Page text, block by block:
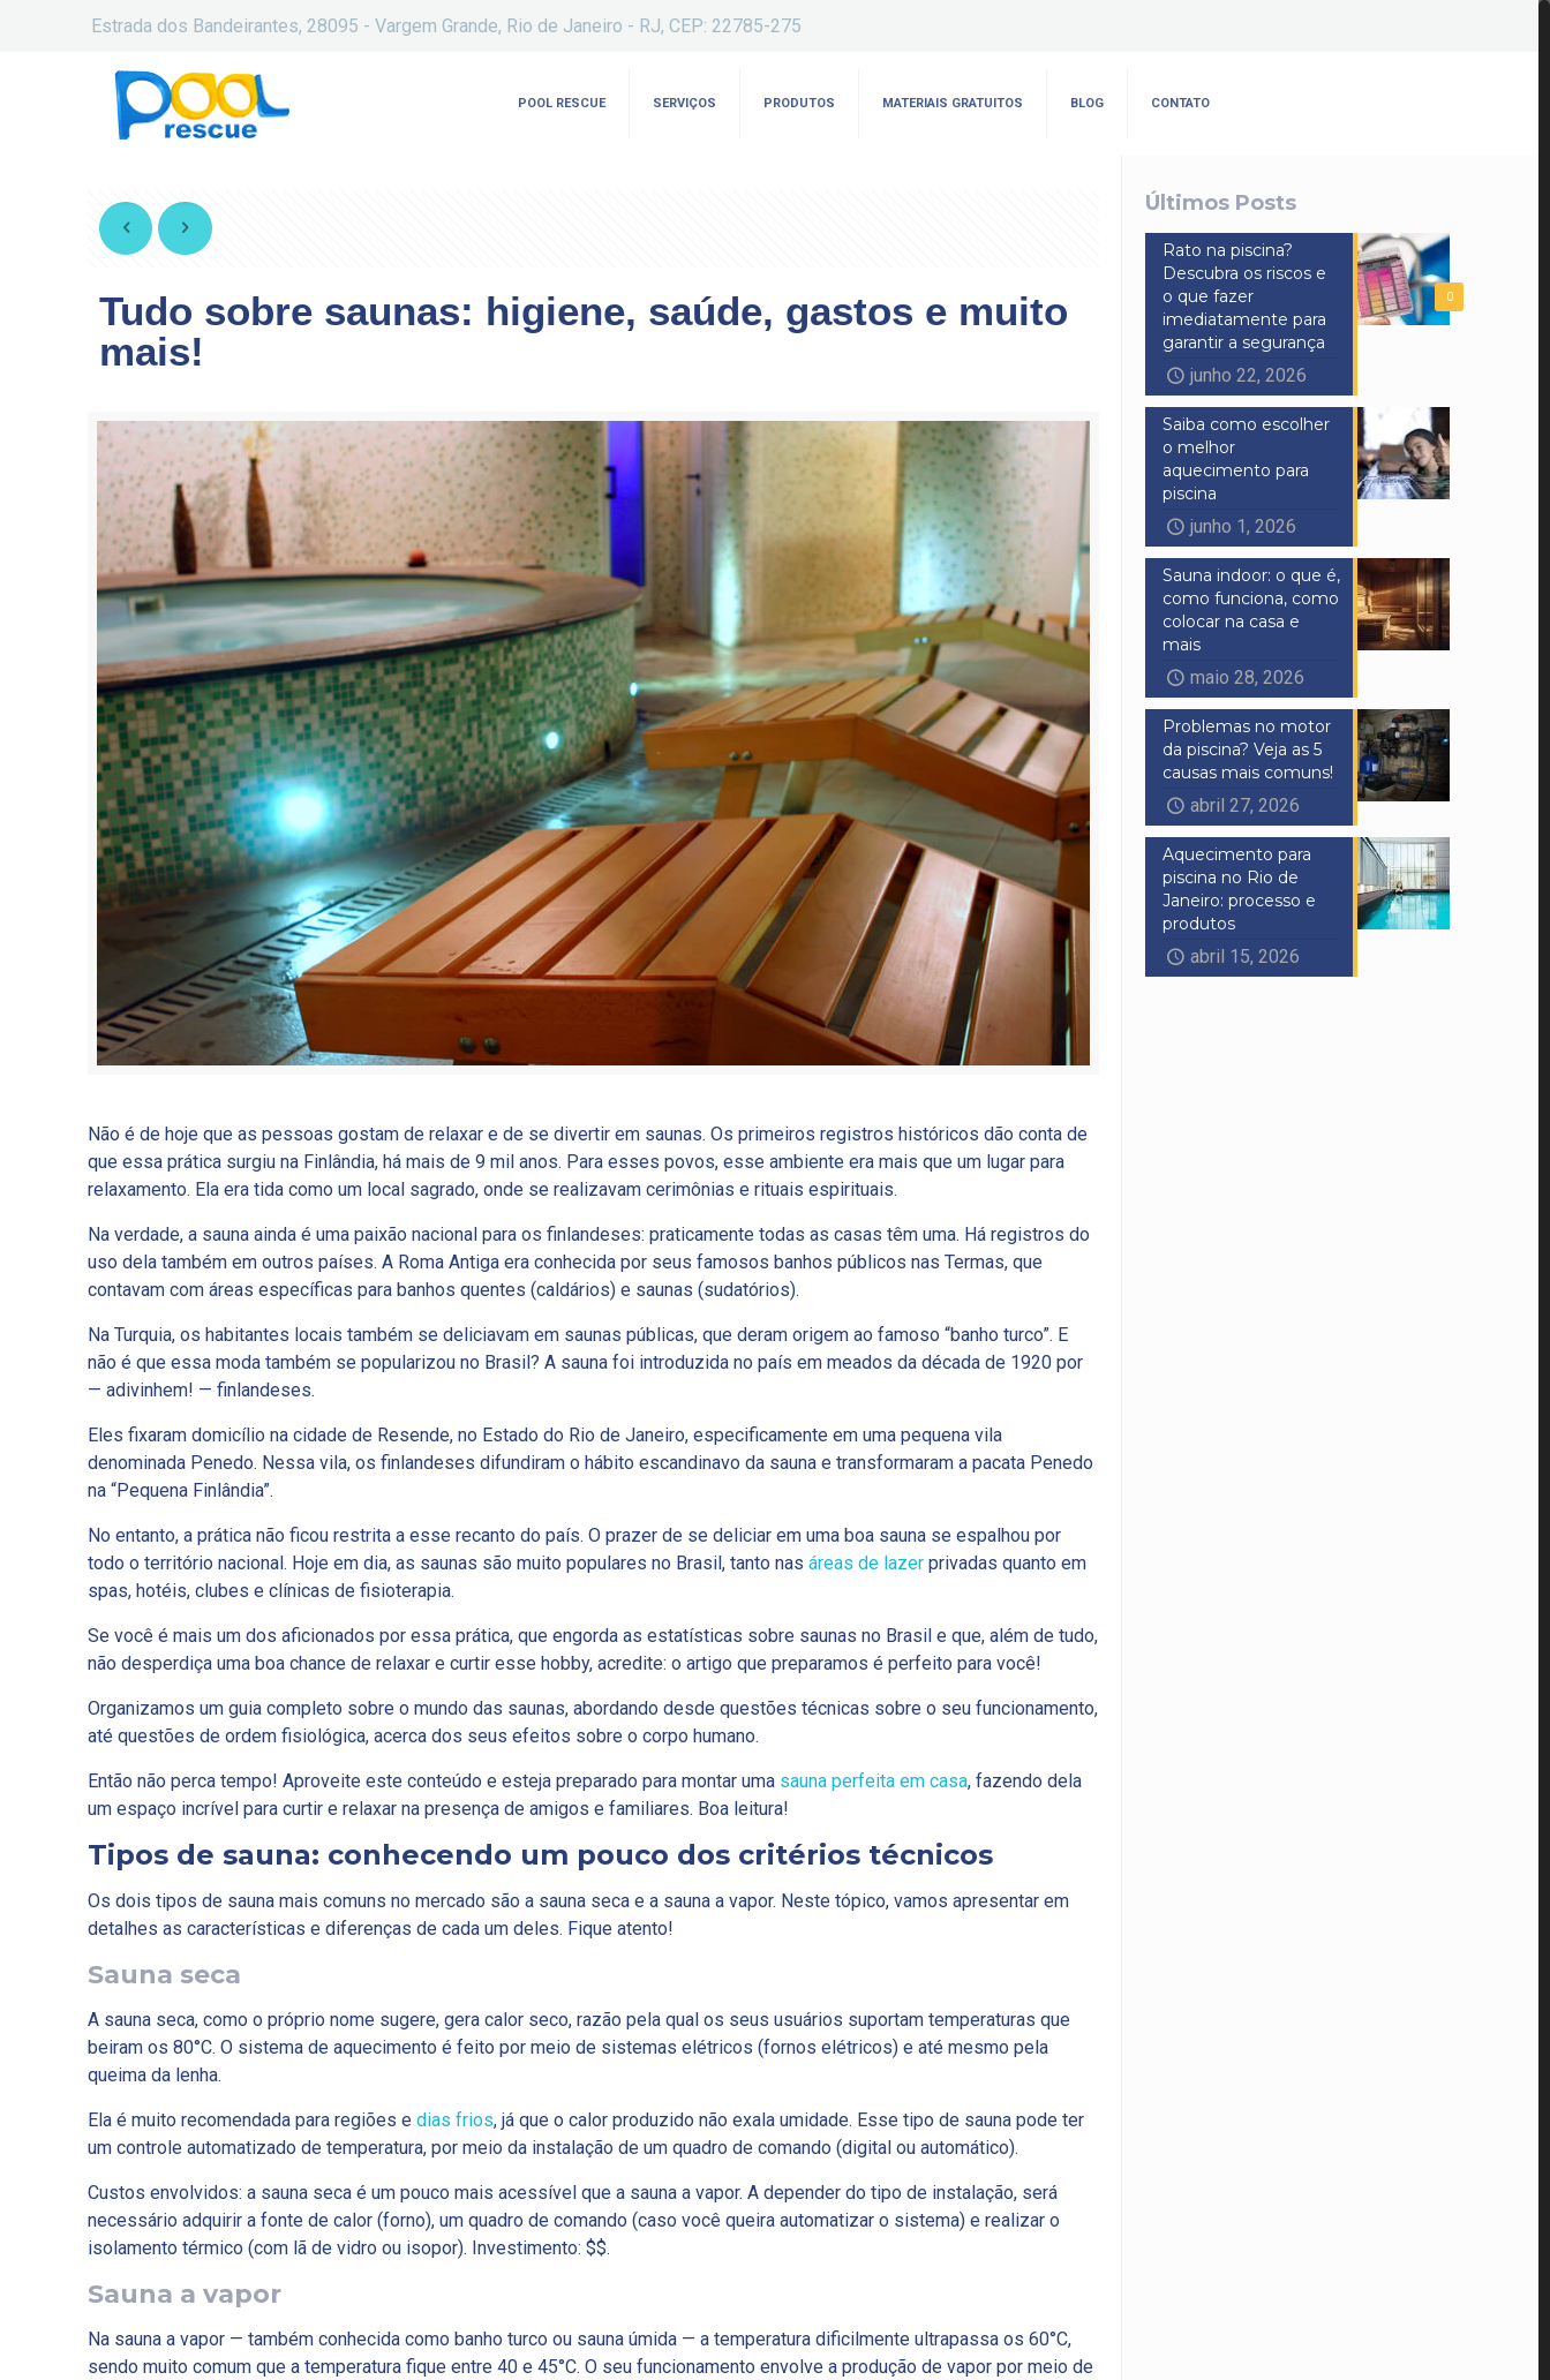
Estrada dos Bandeirantes, 28095 - Vargem Grande, Rio de Janeiro - RJ, CEP: 22785-275
POOL RESCUE SERVIÇOS PRODUTOS MATERIAIS GRATUITOS BLOG CONTATO
Tudo sobre saunas: higiene, saúde, gastos e muito
mais!
Não é de hoje que as pessoas gostam de relaxar e de se divertir em saunas. Os primeiros registros históricos dão conta de
que essa prática surgiu na Finlândia, há mais de 9 mil anos. Para esses povos, esse ambiente era mais que um lugar para
relaxamento. Ela era tida como um local sagrado, onde se realizavam cerimônias e rituais espirituais.
Na verdade, a sauna ainda é uma paixão nacional para os finlandeses: praticamente todas as casas têm uma. Há registros do
uso dela também em outros países. A Roma Antiga era conhecida por seus famosos banhos públicos nas Termas, que
contavam com áreas específicas para banhos quentes (caldários) e saunas (sudatórios).
Na Turquia, os habitantes locais também se deliciavam em saunas públicas, que deram origem ao famoso “banho turco”. E
não é que essa moda também se popularizou no Brasil? A sauna foi introduzida no país em meados da década de 1920 por
— adivinhem! — finlandeses.
Eles fixaram domicílio na cidade de Resende, no Estado do Rio de Janeiro, especificamente em uma pequena vila
denominada Penedo. Nessa vila, os finlandeses difundiram o hábito escandinavo da sauna e transformaram a pacata Penedo
na “Pequena Finlândia”.
No entanto, a prática não ficou restrita a esse recanto do país. O prazer de se deliciar em uma boa sauna se espalhou por
todo o território nacional. Hoje em dia, as saunas são muito populares no Brasil, tanto nas áreas de lazerprivadas quanto em
spas, hotéis, clubes e clínicas de fisioterapia.
Se você é mais um dos aficionados por essa prática, que engorda as estatísticas sobre saunas no Brasil e que, além de tudo,
não desperdiça uma boa chance de relaxar e curtir esse hobby, acredite: o artigo que preparamos é perfeito para você!
Organizamos um guia completo sobre o mundo das saunas, abordando desde questões técnicas sobre o seu funcionamento,
até questões de ordem fisiológica, acerca dos seus efeitos sobre o corpo humano.
Então não perca tempo! Aproveite este conteúdo e esteja preparado para montar uma sauna perfeita em casa, fazendo dela
um espaço incrível para curtir e relaxar na presença de amigos e familiares. Boa leitura!
Tipos de sauna: conhecendo um pouco dos critérios técnicos
Os dois tipos de sauna mais comuns no mercado são a sauna seca e a sauna a vapor. Neste tópico, vamos apresentar em
detalhes as características e diferenças de cada um deles. Fique atento!
Sauna seca
A sauna seca, como o próprio nome sugere, gera calor seco, razão pela qual os seus usuários suportam temperaturas que
beiram os 80°C. O sistema de aquecimento é feito por meio de sistemas elétricos (fornos elétricos) e até mesmo pela
queima da lenha.
Ela é muito recomendada para regiões e dias frios, já que o calor produzido não exala umidade. Esse tipo de sauna pode ter
um controle automatizado de temperatura, por meio da instalação de um quadro de comando (digital ou automático).
Custos envolvidos: a sauna seca é um pouco mais acessível que a sauna a vapor. A depender do tipo de instalação, será
necessário adquirir a fonte de calor (forno), um quadro de comando (caso você queira automatizar o sistema) e realizar o
isolamento térmico (com lã de vidro ou isopor). Investimento: $$.
Sauna a vapor
Na sauna a vapor — também conhecida como banho turco ou sauna úmida — a temperatura dificilmente ultrapassa os 60°C,
sendo muito comum que a temperatura fique entre 40 e 45°C. O seu funcionamento envolve a produção de vapor por meio de
Últimos Posts
0
Rato na piscina?
Descubra os riscos e
o que fazer
imediatamente para
garantir a segurança
junho 22, 2026
Saiba como escolher
o melhor
aquecimento para
piscina
junho 1, 2026
Sauna indoor: o que é,
como funciona, como
colocar na casa e
mais
maio 28, 2026
Problemas no motor
da piscina? Veja as 5
causas mais comuns!
abril 27, 2026
Aquecimento para
piscina no Rio de
Janeiro: processo e
produtos
abril 15, 2026